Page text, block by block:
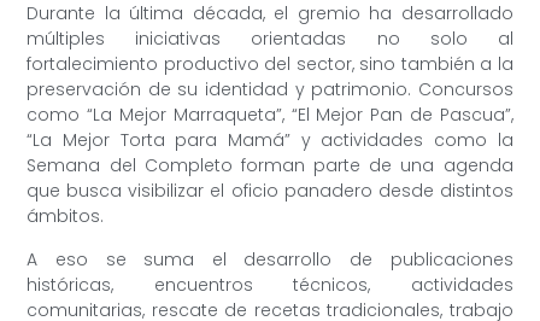
Durante la última década, el gremio ha desarrollado
múltiples iniciativas orientadas no solo al
fortalecimiento productivo del sector, sino también a la
preservación de su identidad y patrimonio. Concursos
como “La Mejor Marraqueta”, “El Mejor Pan de Pascua”,
“La Mejor Torta para Mamá” y actividades como la
Semana del Completo forman parte de una agenda
que busca visibilizar el oficio panadero desde distintos
ámbitos.
A eso se suma el desarrollo de publicaciones
históricas, encuentros técnicos, actividades
comunitarias, rescate de recetas tradicionales, trabajo